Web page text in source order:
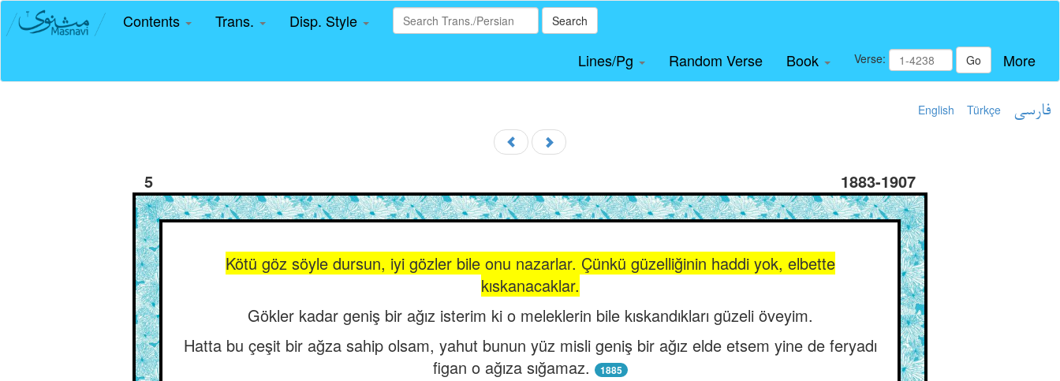
Contents Trans. Disp. Style Search
Lines/Pg Random Verse Book Verse: Go More
English Türkçe فارسی
5 1883-1907
Kötü göz söyle dursun, iyi gözler bile onu nazarlar. Çünkü güzelliğinin haddi yok, elbette
kıskanacaklar.
Gökler kadar geniş bir ağız isterim ki o meleklerin bile kıskandıkları güzeli öveyim.
Hatta bu çeşit bir ağza sahip olsam, yahut bunun yüz misli geniş bir ağız elde etsem yine de feryadı
figan o ağıza sığamaz.
1885